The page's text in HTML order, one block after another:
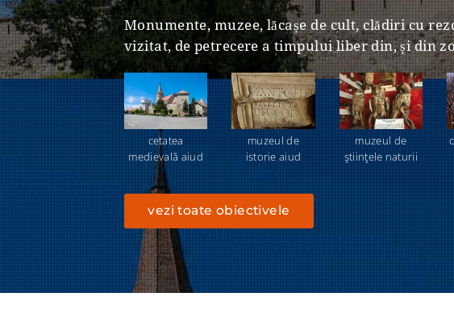
Monumente, muzee, lăcașe de cult, clădiri cu
vizitat, de petrecere a timpului liber din, şi din
cetatea
medievală aiud
muzeul de
istorie aiud
muzeul de
ştiinţele naturii
vezi toate obiectivele